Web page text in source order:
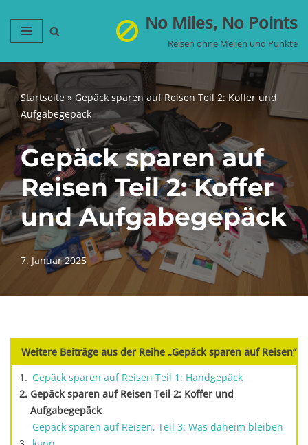
Zum
springen
No Miles, No Points
Reisen ohne Meilen und Punkte
Startseite » Gepäck sparen auf Reisen Teil 2: Koffer und
Aufgabegepäck
Gepäck sparen auf
Reisen Teil 2: Koffer
und Aufgabegepäck
7. Januar 2025
Weitere Beiträge aus der Reihe „Gepäck sparen auf Reisen“
Gepäck sparen auf Reisen Teil 1: Handgepäck
Gepäck sparen auf Reisen Teil 2: Koffer und
Aufgabegepäck
Gepäck sparen auf Reisen, Teil 3: Was daheim bleiben